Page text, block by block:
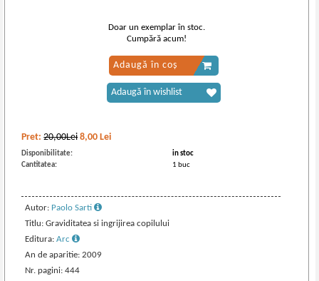
Pret:20,00Lei 8,00 Lei
Disponibilitate:
in stoc
Cantitatea:
1 buc
Autor: Paolo Sarti
Titlu: Graviditatea si ingrijirea copilului
Editura:Arc
An de aparitie: 2009
Nr. pagini: 444
Doar un exemplar în stoc.
Cumpără acum!
Adaugă în coș
Adaugă în wishlist